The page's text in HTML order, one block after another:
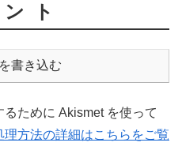
ト
書き込む
ために Akismet を使って
理方法の詳細はこちらをご覧